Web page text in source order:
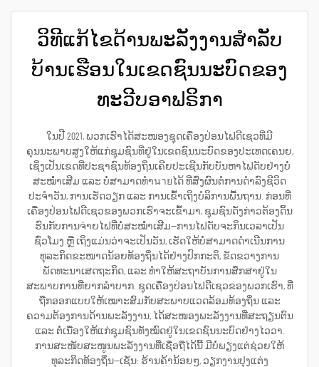
ວິທີແກ້ໄຂດ້ານພະລັງງານສຳລັບ
ບ້ານເຮືອນໃນເຂດຊົນນະບົດຂອງ
ທະວີບອາຟຣິກາ
ໃນປີ 2021, ພວກເຮົາໄດ້ສະໜອງຊຸດເຄື່ອງປ່ອນໄຟດີເຊວທີ່ມີ
ຄຸນນະພາບສູງໃຫ້ແກ່ຊຸມຊົນທີ່ຢູ່ໃນເຂດຊົນນະບົດຂອງປະເທດເຄນຍ,
ເຊິ່ງເປັນເຂດທີ່ປະຊາຊົນທ້ອງຖິ່ນເຄີຍປະເຊີນກັບບັນຫາໄຟດັບຢ່າງບໍ່
ສະໝໍ່ຳເສີມ ແລະ ບໍ່ສາມາດທຳนายໄດ້ ທີ່ສົ່ງຜົນຕໍ່ການດຳລົງຊີວິດ
ປະຈຳວັນ, ການເຮັດວຽກ ແລະ ການເຂົ້າເຖິງບໍລິການພື້ນຖານ. ກ່ອນທີ່
ເຄື່ອງປ່ອນໄຟດີເຊວຂອງພວກເຮົາຈະເຂົ້າມາ, ຊຸມຊົນດັ່ງກ່າວຕ້ອງດິ້ນ
ຮົນກັບການຈ່າຍໄຟທີ່ບໍ່ສະໝໍ່ຳເສີມ—ການໄຟດັບຈະກິນເວລາເປັນ
ຊົ່ວໂມງ ຫຼື ເຖິງແມ່ນວ່າຈະເປັນວັນ, ເຮັດໃຫ້ບໍ່ສາມາດດຳເນີນການ
ທຸລະກິດຂະໜາດນ້ອຍທ້ອງຖິ່ນໄດ້ຢ່າງປົກກະຕິ, ຂັດຂວາງການ
ພັດທະນາເສດຖະກິດ, ແລະ ທຳໃຫ້ສະຖາບັນການສຶກສາຢູ່ໃນ
ສະພາບການທີ່ຍາກລຳບາກ. ຊຸດເຄື່ອງປ່ອນໄຟດີເຊວຂອງພວກເຮົາ, ທີ່
ຖືກອອກແບບໃຫ້ເໝາະສົມກັບສະພາບແວດລ້ອມທ້ອງຖິ່ນ ແລະ
ຄວາມຕ້ອງການດ້ານພະລັງງານ, ໄດ້ສະໜອງພະລັງງານທີ່ສະຖຽນຕົນ
ແລະ ຕໍ່ເນື່ອງໃຫ້ແກ່ຊຸມຊົນທັງໝົດຢູ່ໃນເຂດຊົນນະບົດຢ່າງໄວວາ.
ການສະໜັບສະໜູນພະລັງງານທີ່ເຊື່ອຖືໄດ້ນີ້ ມີບໍ່ພຽງແຕ່ຊ່ວຍໃຫ້
ທຸລະກິດທ້ອງຖິ່ນ—ເຊັ່ນ: ຮ້ານຄ້ານ້ອຍໆ, ວຽກງານປຸງແຕ່ງ